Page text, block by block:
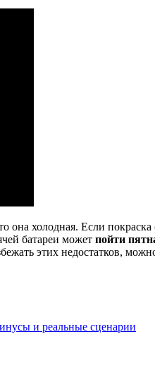
она холодная. Если
батареи может пойти
этих недостатков,
и реальные сценарии